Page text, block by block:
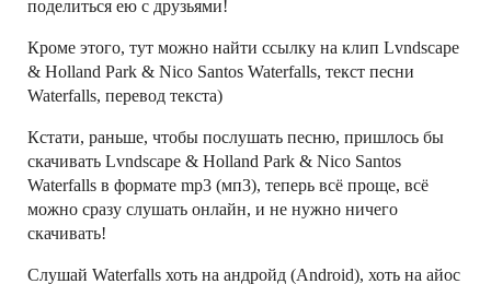
поделиться ею с друзьями!
Кроме этого, тут можно найти ссылку на клип Lvndscape
& Holland Park & Nico Santos Waterfalls, текст песни
Waterfalls, перевод текста)
Кстати, раньше, чтобы послушать песню, пришлось бы
скачивать Lvndscape & Holland Park & Nico Santos
Waterfalls в формате mp3 (мп3), теперь всё проще, всё
можно сразу слушать онлайн, и не нужно ничего
скачивать!
Слушай Waterfalls хоть на андройд (Android), хоть на айос